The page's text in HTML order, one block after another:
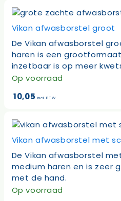
Vikan afwasborstel groot
De Vikan afwasborstel
haren is een
inzetbaar is op meer
Op voorraad
10,05 incl. BTW
Vikan afwasborstel met
De Vikan afwasborstel
medium haren en is zeer
met de hand.
Op voorraad